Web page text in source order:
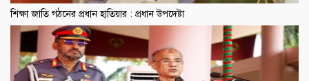
শিক্ষা জাতি গঠনের প্রধান হাতিয়ার : প্রধান উপদেষ্টা